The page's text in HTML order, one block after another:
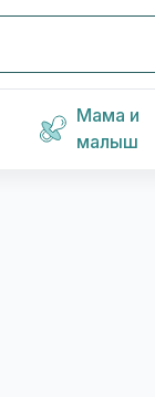
Мама и
малыш